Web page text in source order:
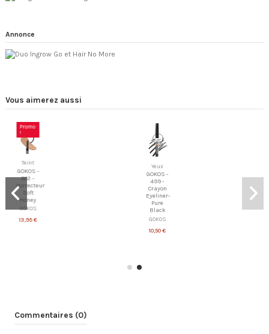
Annonce
Vous aimerez aussi
Promo
Teint
GOKOS -
802 -
Correcteur
Soft
Honey
GOKOS
13,95 €
Yeux
GOKOS -
499 -
Crayon
Eyeliner-
Pure
Black
GOKOS
10,50 €
Commentaires (0)